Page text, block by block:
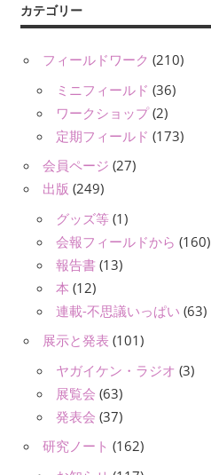
カテゴリー
フィールドワーク (210)
ミニフィールド (36)
ワークショップ(2)
定期フィールド (173)
会員ページ (27)
出版 (249)
グッズ等 (1)
会報フィールドから (160)
報告書 (13)
本 (12)
連載-不思議いっぱい (63)
展示と発表 (101)
ヤガイケン・ラジオ (3)
展覧会 (63)
発表会 (37)
研究ノート (162)